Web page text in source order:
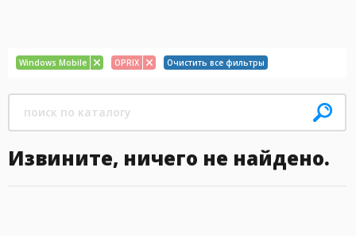
Windows Mobile OPRIX Очистить все фильтры
Извините, ничего не найдено.